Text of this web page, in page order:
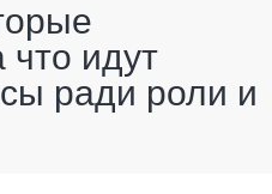
что идут
ради роли и